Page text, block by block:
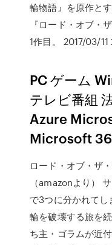
輪物語』を原作と
『ロード・オブ・
1作目。 2017/03/
PC ゲーム
テレビ番組
Azure
Microsoft
ロード・オブ・ザ
（amazonより）
で3つに分かれて
輪を破壊する旅を
ち主・ゴラムが近